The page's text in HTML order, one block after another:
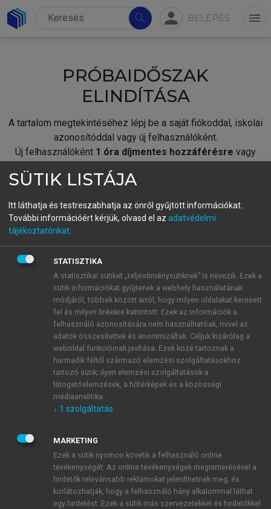
search person BELÉPÉS menu
PRÓBAIDŐSZAK
ELINDÍTÁSA
A tartalom megtekintéséhez lépj be a saját fiókoddal, iskolai
azonosítóddal vagy új felhasználóként.
Új felhasználóként 1 óra díjmentes hozzáférésre vagy
fiókoddal,vagy hozz létre új fiókot.
A regisztráció után apróbaidőszakautomatikusan
BELÉPÉS SAJÁT FIÓKKAL
ÚJ FIÓK LÉTREHOZÁSA
1 óra díjmentes hozzáférés
E-MAIL-CÍM
JELSZÓ
JELSZÓ ÚJRA
SÜTIK LISTÁJA
Itt láthatja és testreszabhatja az önről gyűjtött információkat.
További információért kérjük, olvasd el az adatvédelmi
tájékoztatónkat
STATISZTIKA
A statisztikai sütiket „teljesítménysütiknek” is nevezik. Ezek a
sütik információkat gyűjtenek a webhely használatának
módjáról, többek között arról, hogy milyen oldalakat keresett
fel és milyen linkekre kattintott. Ezek az információk a
felhasználó azonosítására nem használhatóak, mivel az
adatok összesítettek és anonimizáltak. Céljuk kizárólag a
weboldal funkcióinak javítása. Ezek közé tartoznak a
harmadik féltől származó elemzési szolgáltatásokhoz
tartozó sütik; ilyen elemzési szolgáltatások a
látogatóelemzések, a hőtérképek és a közösségi
médiaanalitika.
↓ 1 szolgáltatás
MARKETING
Ezek a sütik nyomon követik a felhasználó online
tevékenységét. Az online tevékenységek megismerésével a
hirdetők relevánsabb reklámokat jeleníthetnek meg, és
korlátozhatják, hogy a felhasználó hány alkalommal láthat
egy hirdetést. Ezek a sütik más szervezetekkel és hirdetőkkel